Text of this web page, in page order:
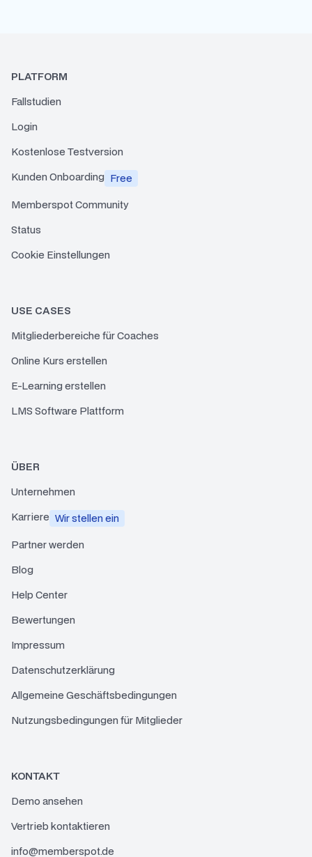
PLATFORM
Fallstudien
Login
Kostenlose Testversion
Kunden Onboarding Free
Memberspot Community
Status
Cookie Einstellungen
USE CASES
Mitgliederbereiche für Coaches
Online Kurs erstellen
E-Learning erstellen
LMS Software Plattform
ÜBER
Unternehmen
Karriere Wir stellen ein
Partner werden
Blog
Help Center
Bewertungen
Impressum
Datenschutzerklärung
Allgemeine Geschäftsbedingungen
Nutzungsbedingungen für Mitglieder
KONTAKT
Demo ansehen
Vertrieb kontaktieren
info@memberspot.de